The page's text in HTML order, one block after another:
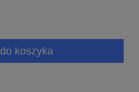
do koszyka